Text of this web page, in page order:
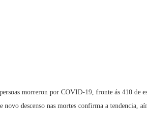
morreron por COVID-19, fronte ás 410 de
descenso nas mortes confirma a tendencia,